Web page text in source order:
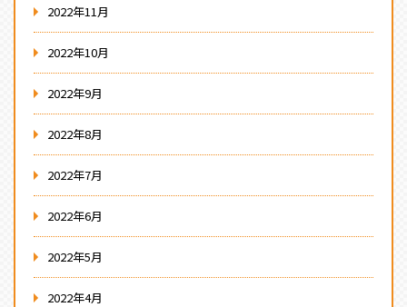
2022年11月
2022年10月
2022年9月
2022年8月
2022年7月
2022年6月
2022年5月
2022年4月